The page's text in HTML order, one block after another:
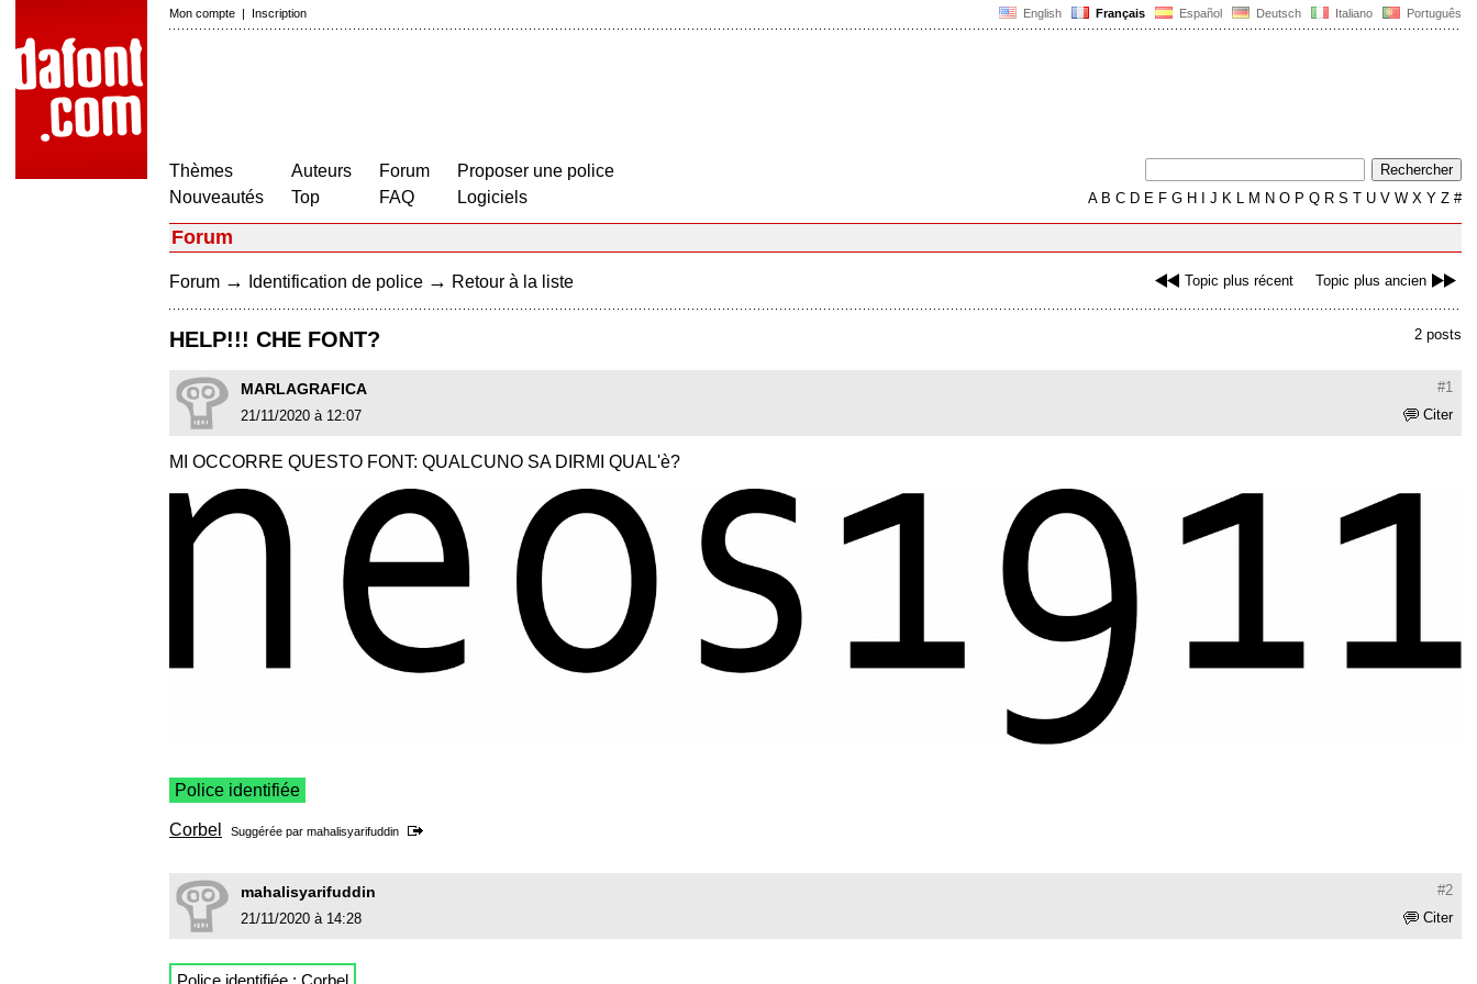
English Français Español Deutsch Italiano Português
Mon compte | Inscription
Thèmes
Nouveautés
Auteurs
Top
Forum
FAQ
Proposer une police
Logiciels
AB C D E F G H J K L M N O P Q R S T U V W X Y Z #
Forum
Topic plus récent Topic plus ancien
Forum → Identification de police → Retour à la liste
2 posts
HELP!!! CHE FONT?
#1
MARLAGRAFICA
Citer
21/11/2020 à 12:07
MI OCCORRE QUESTO FONT: QUALCUNO SA DIRMI QUAL'è?
Police identifiée
Corbel Suggérée par mahalisyarifuddin
#2
mahalisyarifuddin
Citer
21/11/2020 à 14:28